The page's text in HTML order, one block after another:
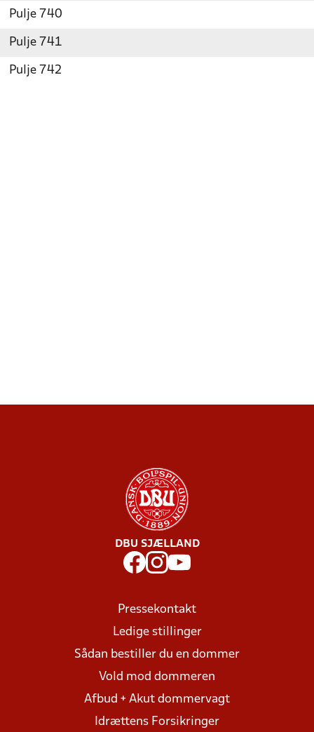
Pulje 740
Pulje 741
Pulje 742
DBU SJÆLLAND
Pressekontakt
Ledige stillinger
Sådan bestiller du en dommer
Vold mod dommeren
Afbud + Akut dommervagt
Idrættens Forsikringer